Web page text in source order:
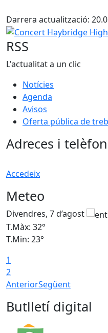
Darrera actualització:
Concert Haybridge High
RSS
L'actualitat a un clic
Notícies
Agenda
Avisos
Oferta pública de
Adreces i
Accedeix
Meteo
Divendres, 7 d’agost
T.Màx: 32°
T.Min: 23°
1
2
AnteriorSegüent
Butlletí digital